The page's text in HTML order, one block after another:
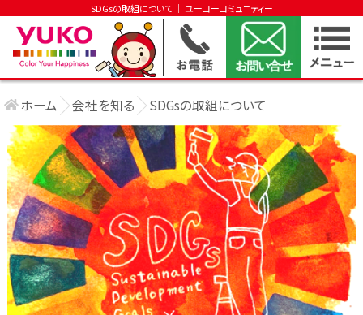
SDGsの取組について │ ユーコーコミュニティー
ホーム 会社を知る SDGsの取組について